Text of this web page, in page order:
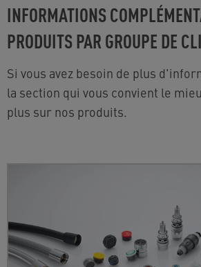
INFORMATIONS
PRODUITS PAR GROUPE DE
Si vous avez besoin de plus
la section qui vous convient le
plus sur nos produits.